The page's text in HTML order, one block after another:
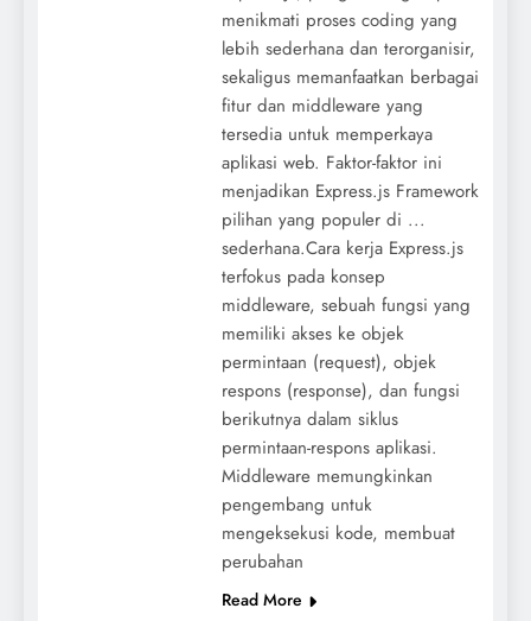
menikmati proses coding yang
lebih sederhana dan terorganisir,
sekaligus memanfaatkan berbagai
fitur dan middleware yang
tersedia untuk memperkaya
aplikasi web. Faktor-faktor ini
menjadikan Express.js Framework
pilihan yang populer di ...
sederhana.Cara kerja Express.js
terfokus pada konsep
middleware, sebuah fungsi yang
memiliki akses ke objek
permintaan (request), objek
respons (response), dan fungsi
berikutnya dalam siklus
permintaan-respons aplikasi.
Middleware memungkinkan
pengembang untuk
mengeksekusi kode, membuat
perubahan
Read More